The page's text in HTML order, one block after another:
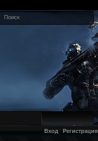
Поиск
Вход Регистрация